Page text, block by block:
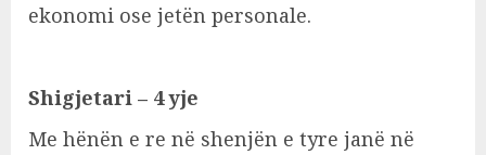
ekonomi ose jetën personale.
Shigjetari – 4 yje
Me hënën e re në shenjën e tyre janë në